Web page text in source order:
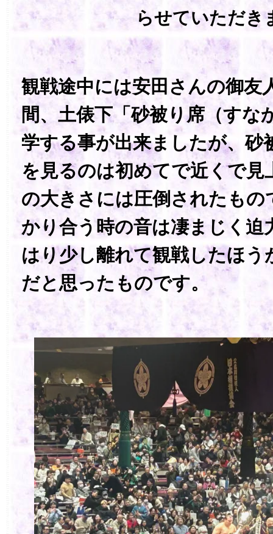
らせていただき
観戦途中には安田さんの御友
間、土俵下「砂被り席（すな
学する事が出来ましたが、砂
を見るのは初めてで近くで見
の大きさには圧倒されたもの
かり合う時の音は凄まじく迫
はり少し離れて観戦したほう
だと思ったものです。